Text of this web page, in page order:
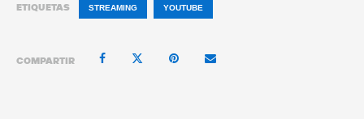
ETIQUETAS STREAMING YOUTUBE
COMPARTIR